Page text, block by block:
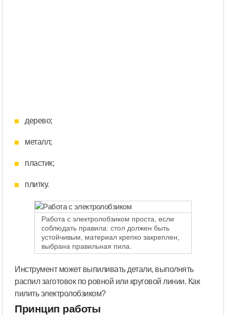
дерево;
металл;
пластик;
плитку.
Работа с электролобзиком проста, если
соблюдать правила: стол должен быть
устойчивым, материал крепко закреплен,
выбрана правильная пила.
Инструмент может выпиливать детали, выполнять
распил заготовок по ровной или круговой линии. Как
пилить электролобзиком?
Принцип работы